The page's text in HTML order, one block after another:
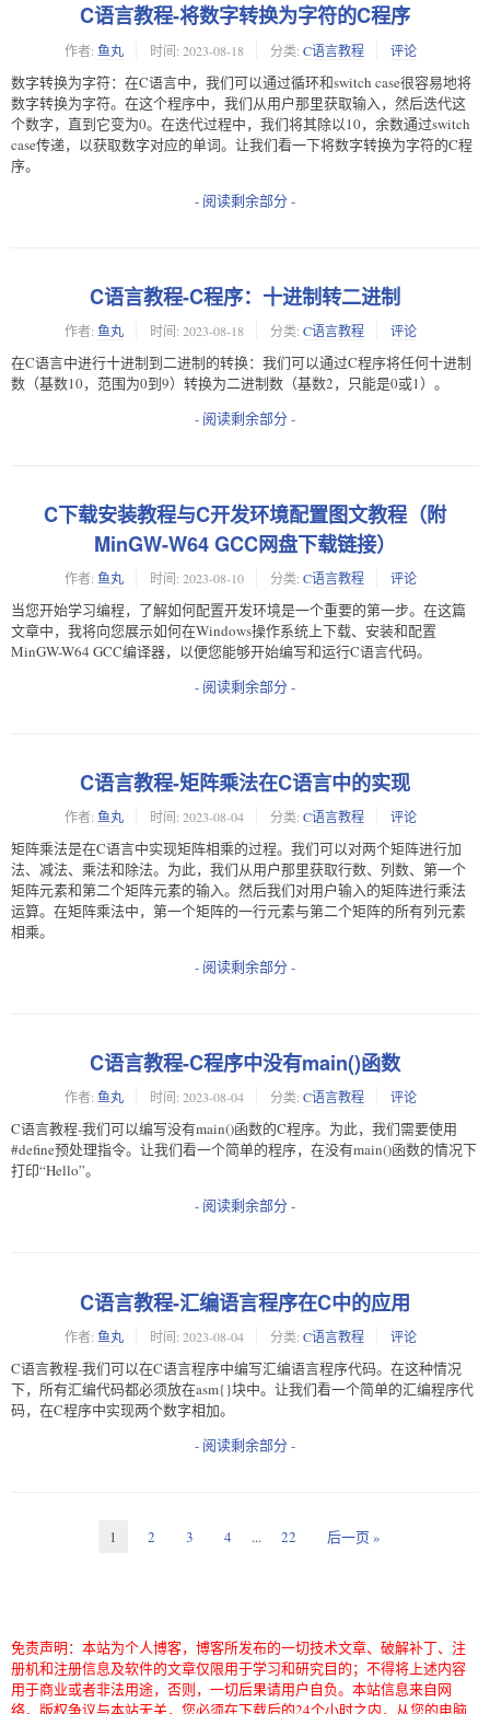
C语言教程-将数字转换为字符的C程序
作者: 鱼丸 时间: 2023-08-18 分类: C语言教程 评论
数字转换为字符：在C语言中，我们可以通过循环和switch case很容易地将
数字转换为字符。在这个程序中，我们从用户那里获取输入，然后迭代这
个数字，直到它变为0。在迭代过程中，我们将其除以10，余数通过switch
case传递，以获取数字对应的单词。让我们看一下将数字转换为字符的C程
序。
- 阅读剩余部分 -
C语言教程-C程序：十进制转二进制
作者: 鱼丸 时间: 2023-08-18 分类: C语言教程 评论
在C语言中进行十进制到二进制的转换：我们可以通过C程序将任何十进制
数（基数10，范围为0到9）转换为二进制数（基数2，只能是0或1）。
- 阅读剩余部分 -
C下载安装教程与C开发环境配置图文教程（附
MinGW-W64 GCC网盘下载链接）
作者: 鱼丸 时间: 2023-08-10 分类: C语言教程 评论
当您开始学习编程，了解如何配置开发环境是一个重要的第一步。在这篇
文章中，我将向您展示如何在Windows操作系统上下载、安装和配置
MinGW-W64 GCC编译器，以便您能够开始编写和运行C语言代码。
- 阅读剩余部分 -
C语言教程-矩阵乘法在C语言中的实现
作者: 鱼丸 时间: 2023-08-04 分类: C语言教程 评论
矩阵乘法是在C语言中实现矩阵相乘的过程。我们可以对两个矩阵进行加
法、减法、乘法和除法。为此，我们从用户那里获取行数、列数、第一个
矩阵元素和第二个矩阵元素的输入。然后我们对用户输入的矩阵进行乘法
运算。在矩阵乘法中，第一个矩阵的一行元素与第二个矩阵的所有列元素
相乘。
- 阅读剩余部分 -
C语言教程-C程序中没有main()函数
作者: 鱼丸 时间: 2023-08-04 分类: C语言教程 评论
C语言教程-我们可以编写没有main()函数的C程序。为此，我们需要使用
#define预处理指令。让我们看一个简单的程序，在没有main()函数的情况下
打印“Hello”。
- 阅读剩余部分 -
C语言教程-汇编语言程序在C中的应用
作者: 鱼丸 时间: 2023-08-04 分类: C语言教程 评论
C语言教程-我们可以在C语言程序中编写汇编语言程序代码。在这种情况
下，所有汇编代码都必须放在asm{}块中。让我们看一个简单的汇编程序代
码，在C程序中实现两个数字相加。
- 阅读剩余部分 -
1 2 3 4 ... 22 后一页 »
免责声明：本站为个人博客，博客所发布的一切技术文章、破解补丁、注
册机和注册信息及软件的文章仅限用于学习和研究目的；不得将上述内容
用于商业或者非法用途，否则，一切后果请用户自负。本站信息来自网
络，版权争议与本站无关，您必须在下载后的24个小时之内，从您的电脑